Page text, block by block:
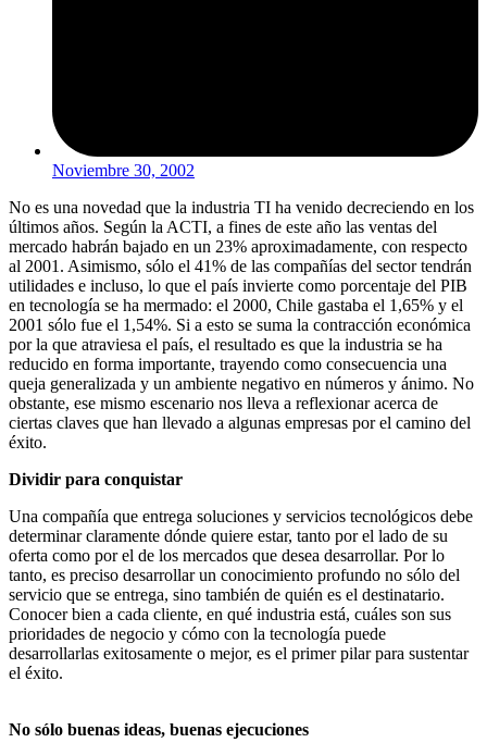
Noviembre 30, 2002
No es una novedad que la industria TI ha venido decreciendo en los
últimos años. Según la ACTI, a fines de este año las ventas del
mercado habrán bajado en un 23% aproximadamente, con respecto
al 2001. Asimismo, sólo el 41% de las compañías del sector tendrán
utilidades e incluso, lo que el país invierte como porcentaje del PIB
en tecnología se ha mermado: el 2000, Chile gastaba el 1,65% y el
2001 sólo fue el 1,54%. Si a esto se suma la contracción económica
por la que atraviesa el país, el resultado es que la industria se ha
reducido en forma importante, trayendo como consecuencia una
queja generalizada y un ambiente negativo en números y ánimo. No
obstante, ese mismo escenario nos lleva a reflexionar acerca de
ciertas claves que han llevado a algunas empresas por el camino del
éxito.
Dividir para conquistar
Una compañía que entrega soluciones y servicios tecnológicos debe
determinar claramente dónde quiere estar, tanto por el lado de su
oferta como por el de los mercados que desea desarrollar. Por lo
tanto, es preciso desarrollar un conocimiento profundo no sólo del
servicio que se entrega, sino también de quién es el destinatario.
Conocer bien a cada cliente, en qué industria está, cuáles son sus
prioridades de negocio y cómo con la tecnología puede
desarrollarlas exitosamente o mejor, es el primer pilar para sustentar
el éxito.
No sólo buenas ideas, buenas ejecuciones